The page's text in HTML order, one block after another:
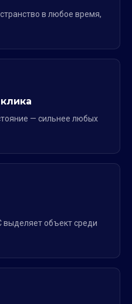
в любое время,
— сильнее любых
выделяет объект среди